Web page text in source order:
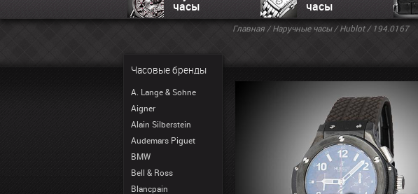
часы часы
Часовые бренды
A. Lange & Sohne
Aigner
Alain Silberstein
Audemars Piguet
BMW
Bell & Ross
Blancpain
Главная/Наручные часы/Hublot/ 194.0167